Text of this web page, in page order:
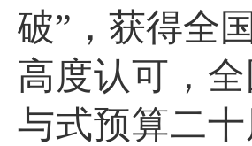
破”，获得全
高度认可，
与式预算二